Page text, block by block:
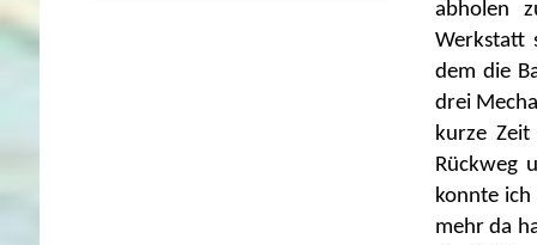
abholen
Werkstatt
dem die
drei
kurze
Rückweg
konnte ich
mehr da